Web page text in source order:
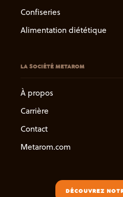
Confiseries
Alimentation diététique
LA SOCIÉTÉ METAROM
À propos
Carrière
Contact
Metarom.com
DÉCOUVREZ